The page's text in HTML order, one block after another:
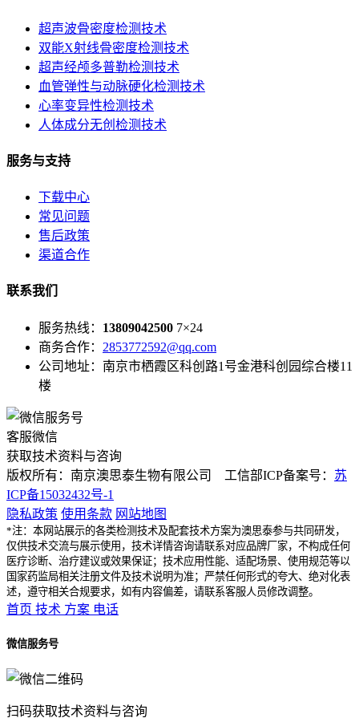
超声波骨密度检测技术
双能X射线骨密度检测技术
超声经颅多普勒检测技术
血管弹性与动脉硬化检测技术
心率变异性检测技术
人体成分无创检测技术
服务与支持
下载中心
常见问题
售后政策
渠道合作
联系我们
服务热线： 13809042500 7×24
商务合作： 2853772592@qq.com
公司地址：南京市栖霞区科创路1号金港科创园综合楼11
楼
客服微信
获取技术资料与咨询
版权所有：南京澳思泰生物有限公司 工信部ICP备案号： 苏
ICP备15032432号-1
隐私政策 使用条款 网站地图
*注：本网站展示的各类检测技术及配套技术方案为澳思泰参与共同研发，
仅供技术交流与展示使用，技术详情咨询请联系对应品牌厂家，不构成任何
医疗诊断、治疗建议或效果保证；技术应用性能、适配场景、使用规范等以
国家药监局相关注册文件及技术说明为准；严禁任何形式的夸大、绝对化表
述，遵守相关合规要求，如有内容偏差，请联系客服人员修改调整。
首页 技术 方案 电话
微信服务号
扫码获取技术资料与咨询